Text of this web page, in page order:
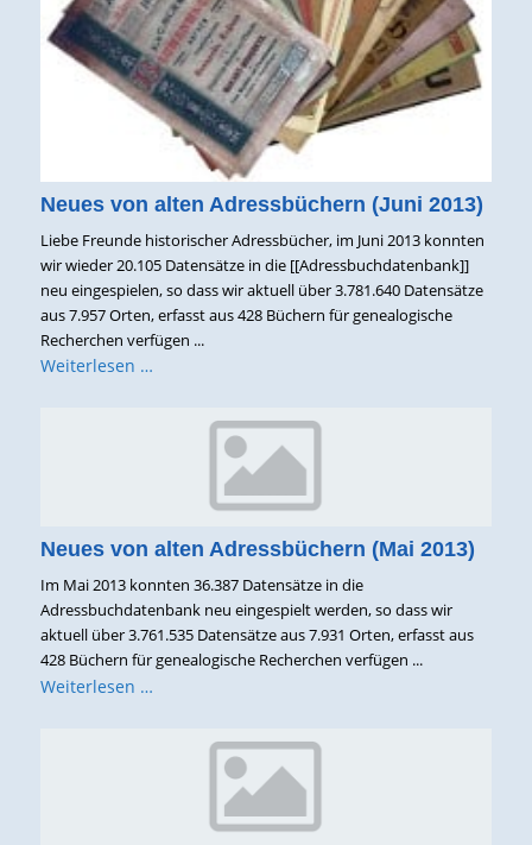
Neues von alten Adressbüchern (Juni 2013)
Liebe Freunde historischer Adressbücher, im Juni 2013 konnten
wir wieder 20.105 Datensätze in die [[Adressbuchdatenbank]]
neu eingespielen, so dass wir aktuell über 3.781.640 Datensätze
aus 7.957 Orten, erfasst aus 428 Büchern für genealogische
Recherchen verfügen ...
Weiterlesen …
Neues von alten Adressbüchern (Mai 2013)
Im Mai 2013 konnten 36.387 Datensätze in die
Adressbuchdatenbank neu eingespielt werden, so dass wir
aktuell über 3.761.535 Datensätze aus 7.931 Orten, erfasst aus
428 Büchern für genealogische Recherchen verfügen ...
Weiterlesen …